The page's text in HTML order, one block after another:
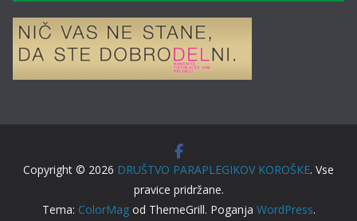
Copyright © 2026 DRUŠTVO PARAPLEGIKOV KOROŠKE. Vse
pravice pridržane.
Tema: ColorMagod ThemeGrill. Poganja WordPress.